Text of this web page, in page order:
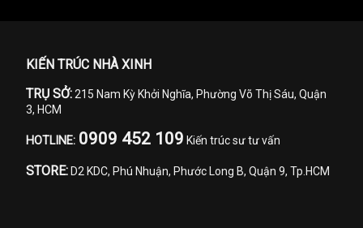
KIẾN TRÚC NHÀ XINH
TRỤ SỞ: 215 Nam Kỳ Khởi Nghĩa, Phường Võ Thị Sáu, Quận
3, HCM
HOTLINE: 0909 452 109 Kiến trúc sư tư vấn
STORE:D2 KDC, Phú Nhuận, Phước Long B, Quận 9, Tp.HCM